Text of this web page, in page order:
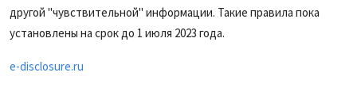
другой "чувствительной" информации. Такие правила пока
установлены на срок до 1 июля 2023 года.
e-disclosure.ru